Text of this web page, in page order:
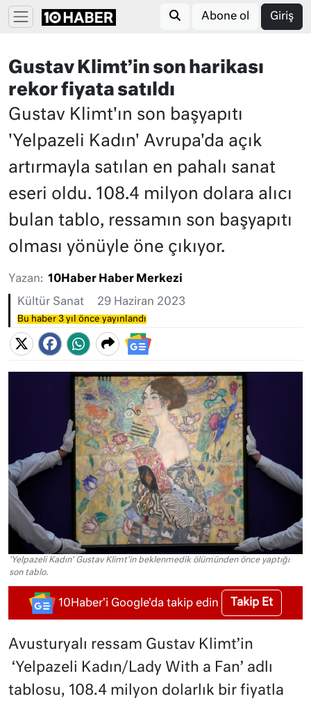
Abone ol Giriş
Gustav Klimt’in son harikası
rekor fiyata satıldı
Gustav Klimt'ın son başyapıtı
'Yelpazeli Kadın' Avrupa'da açık
artırmayla satılan en pahalı sanat
eseri oldu. 108.4 milyon dolara alıcı
bulan tablo, ressamın son başyapıtı
olması yönüyle öne çıkıyor.
Yazan: 10Haber Haber Merkezi
Kültür Sanat 29 Haziran 2023
Bu haber 3 yıl önce yayınlandı
'Yelpazeli Kadın' Gustav Klimt'in beklenmedik ölümünden önce yaptığı
son tablo.
10Haber'i Google'da takip edin Takip Et
Avusturyalı ressam Gustav Klimt’in
‘Yelpazeli Kadın/Lady With a Fan’ adlı
tablosu, 108.4 milyon dolarlık bir fiyatla